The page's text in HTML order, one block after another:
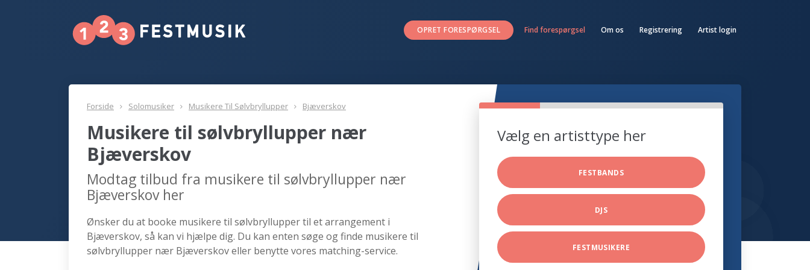
OPRET FORESPØRGSEL Find forespørgsel Om os Registrering Artist login
Forside Solomusiker Musikere Til Sølvbryllupper Bjæverskov
Musikere til sølvbryllupper nær
Bjæverskov
Modtag tilbud fra musikere til sølvbryllupper nær
Bjæverskov her
Ønsker du at booke musikere til sølvbryllupper til et arrangement i
Bjæverskov, så kan vi hjælpe dig. Du kan enten søge og finde musikere til
sølvbryllupper nær Bjæverskov eller benytte vores matching-service.
Vælg en artisttype her
FESTBANDS
DJS
FESTMUSIKERE